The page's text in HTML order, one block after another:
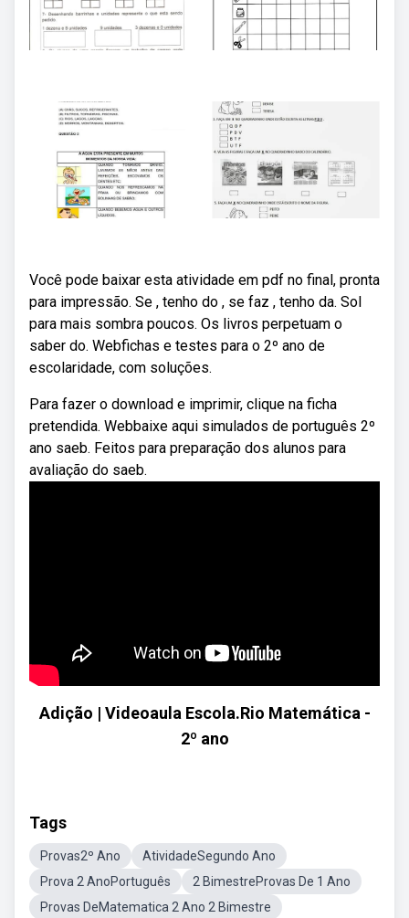
Você pode baixar esta atividade em pdf no final, pronta
para impressão. Se , tenho do , se faz , tenho da. Sol
para mais sombra poucos. Os livros perpetuam o
saber do. Webfichas e testes para o 2º ano de
escolaridade, com soluções.
Para fazer o download e imprimir, clique na ficha
pretendida. Webbaixe aqui simulados de português 2º
ano saeb. Feitos para preparação dos alunos para
avaliação do saeb.
Adição | Videoaula Escola.Rio Matemática -
2º ano
Tags
Provas2º Ano
AtividadeSegundo Ano
Prova 2 AnoPortuguês
2 BimestreProvas De 1 Ano
Provas DeMatematica 2 Ano 2 Bimestre